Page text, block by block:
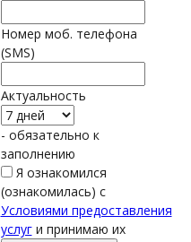
Номер моб. телефона
(SMS)
Актуальность
- обязательно к
заполнению
Я ознакомился
(ознакомилась) с
Условиями предоставления
услуги принимаю их